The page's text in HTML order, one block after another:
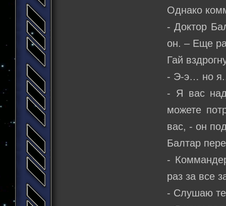
Однако
- Доктор
он. – Еще
Гай
- Э-э… но
- Я вас
можете
вас, - он
Балтар
-
раз за все
- Слушаю